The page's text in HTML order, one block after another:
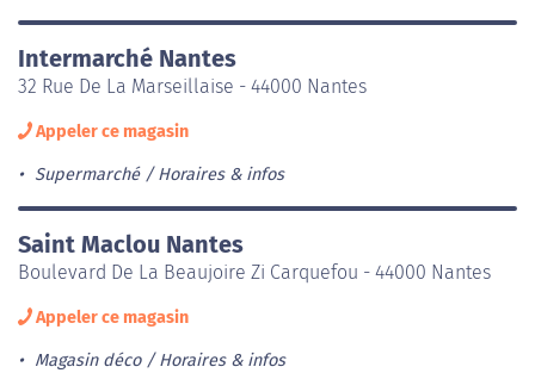
Intermarché Nantes
32 Rue De La Marseillaise - 44000 Nantes
Appeler ce magasin
Supermarché Horaires & infos
Saint Maclou Nantes
Boulevard De La Beaujoire Zi Carquefou - 44000 Nantes
Appeler ce magasin
Magasin déco Horaires & infos